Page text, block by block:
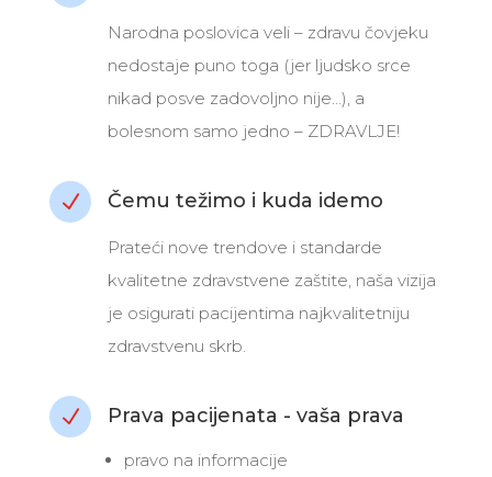
Narodna poslovica veli – zdravu čovjeku
nedostaje puno toga (jer ljudsko srce
nikad posve zadovoljno nije…), a
bolesnom samo jedno – ZDRAVLJE!
N Čemu težimo i kuda idemo
Prateći nove trendove i standarde
kvalitetne zdravstvene zaštite, naša vizija
je osigurati pacijentima najkvalitetniju
zdravstvenu skrb.
N Prava pacijenata - vaša prava
pravo na informacije